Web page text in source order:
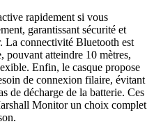
rapidement si vous
garantissant sécurité et
La connectivité Bluetooth est
pouvant atteindre 10 mètres,
Enfin, le casque propose
de connexion filaire, évitant
de décharge de la batterie. Ces
Monitor un choix complet